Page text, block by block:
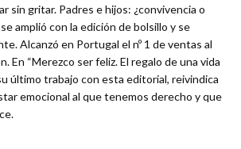
sin gritar. Padres e hijos: ¿convivencia o
amplió con la edición de bolsillo y se
Alcanzó en Portugal el nº 1 de ventas al
En “Merezco ser feliz. El regalo de una vida
último trabajo con esta editorial, reivindica
emocional al que tenemos derecho y que